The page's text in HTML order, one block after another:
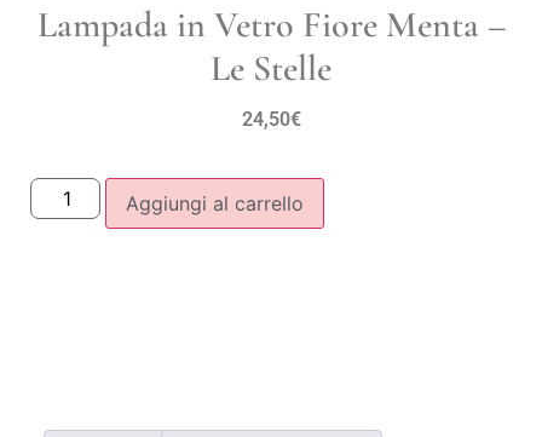
Lampada in Vetro Fiore Menta –
Le Stelle
24,50€
Aggiungi al carrello